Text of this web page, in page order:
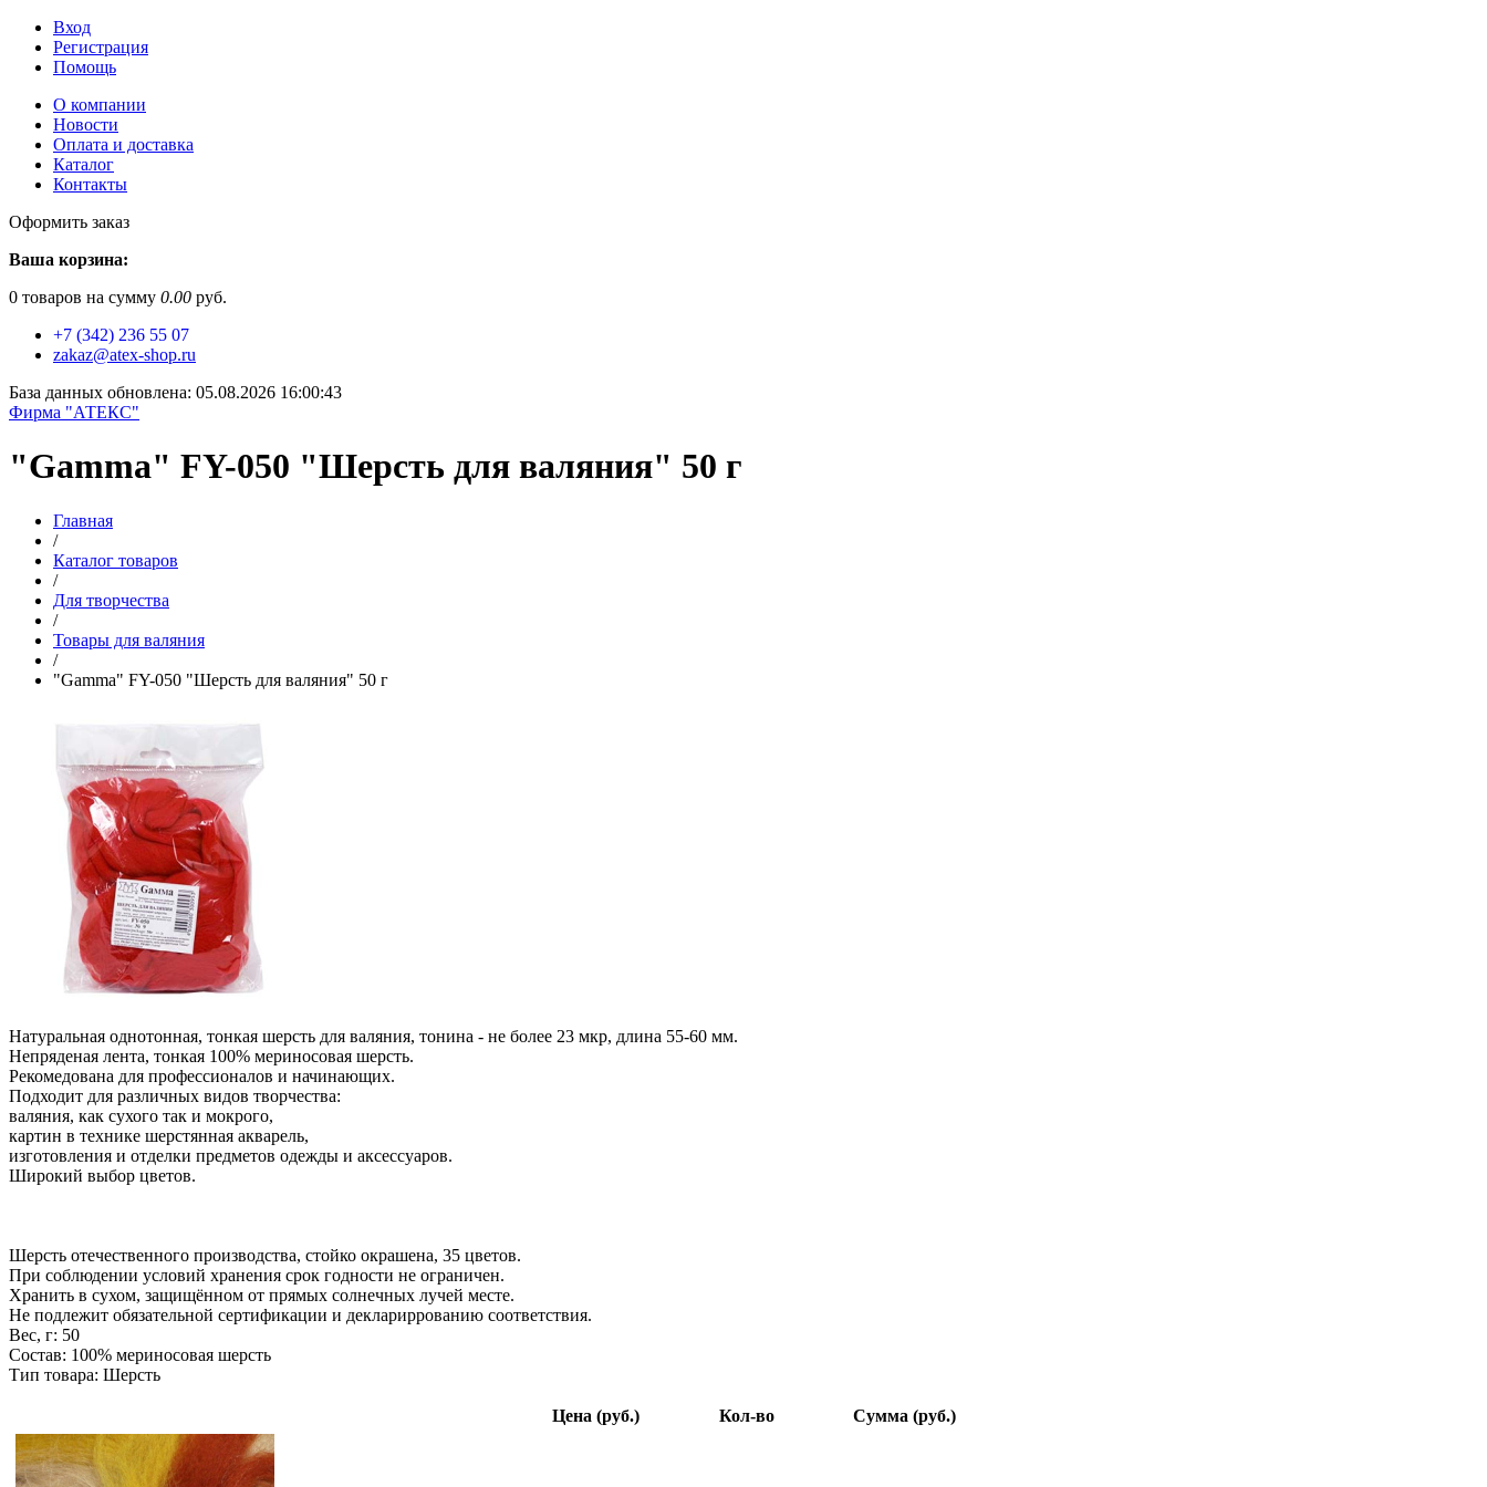
Вход
Регистрация
Помощь
О компании
Новости
Оплата и доставка
Каталог
Контакты
Оформить заказ
Ваша корзина:
0 товаров на сумму 0.00 руб.
+7 (342) 236 55 07
zakaz@atex-shop.ru
База данных обновлена: 05.08.2026 16:00:43
Фирма "АТЕКС"
"Gamma" FY-050 "Шерсть для валяния" 50 г
Главная
/
Каталог товаров
/
Для творчества
/
Товары для валяния
/
"Gamma" FY-050 "Шерсть для валяния" 50 г
Натуральная однотонная, тонкая шерсть для валяния, тонина - не более 23 мкр, длина 55-60 мм.
Непряденая лента, тонкая 100% мериносовая шерсть.
Рекомедована для профессионалов и начинающих.
Подходит для различных видов творчества:
валяния, как сухого так и мокрого,
картин в технике шерстянная акварель,
изготовления и отделки предметов одежды и аксессуаров.
Широкий выбор цветов.
Шерсть отечественного производства, стойко окрашена, 35 цветов.
При соблюдении условий хранения срок годности не ограничен.
Хранить в сухом, защищённом от прямых солнечных лучей месте.
Не подлежит обязательной сертификации и деклариррованию соответствия.
Вес, г: 50
Состав: 100% мериносовая шерсть
Тип товара: Шерсть
Цена (руб.) Кол-во Сумма (руб.)